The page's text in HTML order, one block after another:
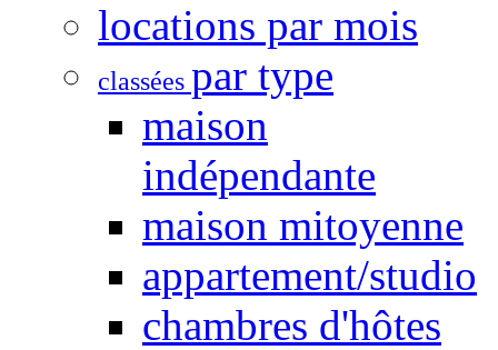
locations par mois
classées par type
maison
indépendante
maison mitoyenne
appartement/studio
chambres d'hôtes